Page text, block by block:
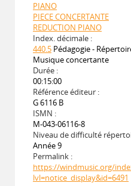
PIANO
PIECE CONCERTANTE
REDUCTION PIANO
Index. décimale :
440.5 Pédagogie -
Musique concertante
Durée :
00:15:00
Référence éditeur :
G 6116 B
ISMN :
M-043-06116-8
Niveau de difficulté
Année 9
Permalink :
https://windmusic.org/
lvl=notice_display&id=6491